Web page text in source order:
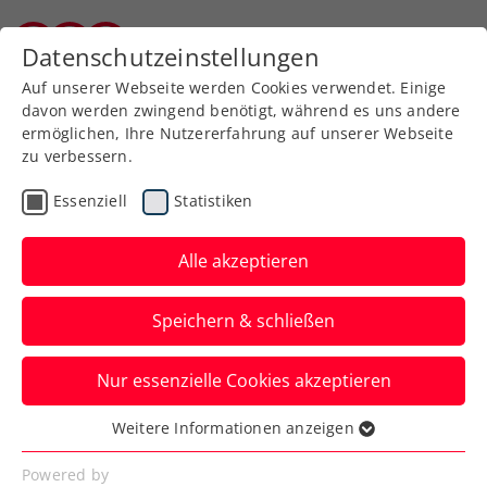
Aktuelle News
News filtern
Datenschutzeinstellungen
Auf unserer Webseite werden Cookies verwendet. Einige
davon werden zwingend benötigt, während es uns andere
ermöglichen, Ihre Nutzererfahrung auf unserer Webseite
zu verbessern.
Essenziell Statistiken
Alle akzeptieren
Speichern & schließen
Nur essenzielle Cookies akzeptieren
Essenziell
Essenzielle Cookies werden für grundlegende
Weitere Informationen anzeigen
Powered by